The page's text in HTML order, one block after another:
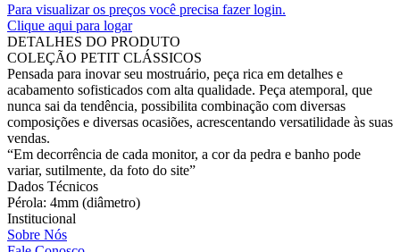
Para visualizar os preços você precisa fazer login.
Clique aqui para logar
DETALHES DO PRODUTO
COLEÇÃO PETIT CLÁSSICOS
Pensada para inovar seu mostruário, peça rica em detalhes e
acabamento sofisticados com alta qualidade. Peça atemporal, que
nunca sai da tendência, possibilita combinação com diversas
composições e diversas ocasiões, acrescentando versatilidade às suas
vendas.
“Em decorrência de cada monitor, a cor da pedra e banho pode
variar, sutilmente, da foto do site”
Dados Técnicos
Pérola: 4mm (diâmetro)
Institucional
Sobre Nós